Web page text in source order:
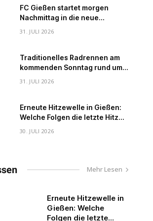
FC Gießen startet morgen
Nachmittag in die neue
31. JULI 2026
Traditionelles Radrennen am
kommenden Sonntag rund um
31. JULI 2026
Erneute Hitzewelle in Gießen:
Welche Folgen die letzte Hitze
schützt
30. JULI 2026
Mehr Lesen
Erneute Hitzewelle in
Gießen: Welche
Folgen die letzte